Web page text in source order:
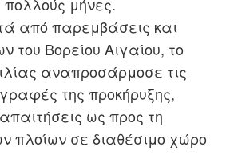
από παρεμβάσεις και
του Βορείου Αιγαίου, το
αναπροσάρμοσε τις
της προκήρυξης,
ως προς τη
πλοίων σε διαθέσιμο χώρο